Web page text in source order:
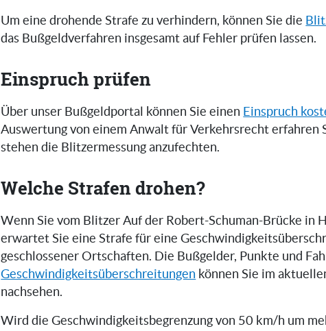
Um eine drohende Strafe zu verhindern, können Sie die
das Bußgeldverfahren insgesamt auf Fehler prüfen lassen.
Einspruch prüfen
Über unser Bußgeldportal können Sie einen Einspruch
Auswertung von einem Anwalt für Verkehrsrecht erfahren
stehen die Blitzermessung anzufechten.
Welche Strafen drohen?
Wenn Sie vom Blitzer Auf der Robert-Schuman-Brücke in
erwartet Sie eine Strafe für eine
geschlossener Ortschaften. Die Bußgelder, Punkte und
Geschwindigkeitsüberschreitungen können Sie im
nachsehen.
Wird die Geschwindigkeitsbegrenzung von 50 km/h um